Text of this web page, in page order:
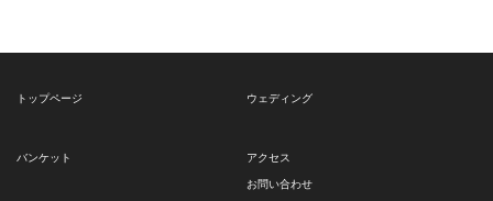
トップページ ウェディング
バンケット アクセス
お問い合わせ